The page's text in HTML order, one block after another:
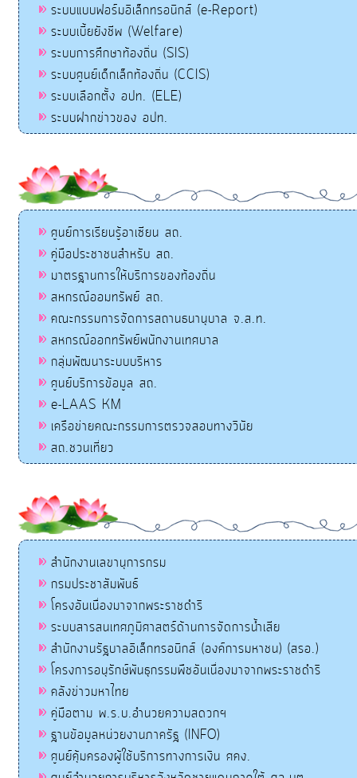
ระบบแบบฟอร์มอิเล็กทรอนิกส์ (e-Report)
ระบบเบี้ยยังชีพ (Welfare)
ระบบการศึกษาท้องถิ่น (SIS)
ระบบศูนย์เด็กเล็กท้องถิ่น (CCIS)
ระบบเลือกตั้ง อปท. (ELE)
ระบบฝากข่าวของ อปท.
ศูนย์การเรียนรู้อาเซียน สถ.
คู่มือประชาชนสำหรับ สถ.
มาตรฐานการให้บริการของท้องถิ่น
สหกรณ์ออมทรัพย์ สถ.
คณะกรรมการจัดการสถานธนานุบาล จ.ส.ท.
สหกรณ์ออกทรัพย์พนักงานเทศบาล
กลุ่มพัฒนาระบบบริหาร
ศูนย์บริการข้อมูล สถ.
e-LAAS KM
เครือข่ายคณะกรรมการตรวจสอบทางวินัย
สถ.ชวนเที่ยว
สำนักงานเลขานุการกรม
กรมประชาสัมพันธ์
โครงอันเนื่องมาจากพระราชดำริ
ระบบสารสนเทศภูมิศาสตร์ด้านการจัดการน้ำเสีย
สำนักงานรัฐบาลอิเล็กทรอนิกส์ (องค์การมหาชน) (สรอ.)
โครงการอนุรักษ์พันธุกรรมพืชอันเนื่องมาจากพระราชดำริ
คลังข่าวมหาไทย
คู่มือตาม พ.ร.บ.อำนวยความสดวกฯ
ฐานข้อมูลหน่วยงานภาครัฐ (INFO)
ศูนย์คุ้มครองผู้ใช้บริการทางการเงิน ศคง.